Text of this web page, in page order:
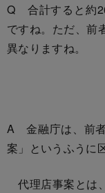
Q 合計すると約
ですね。ただ、前
異なりますね。
A 金融庁は、前
案」というふうに
代理店事案とは